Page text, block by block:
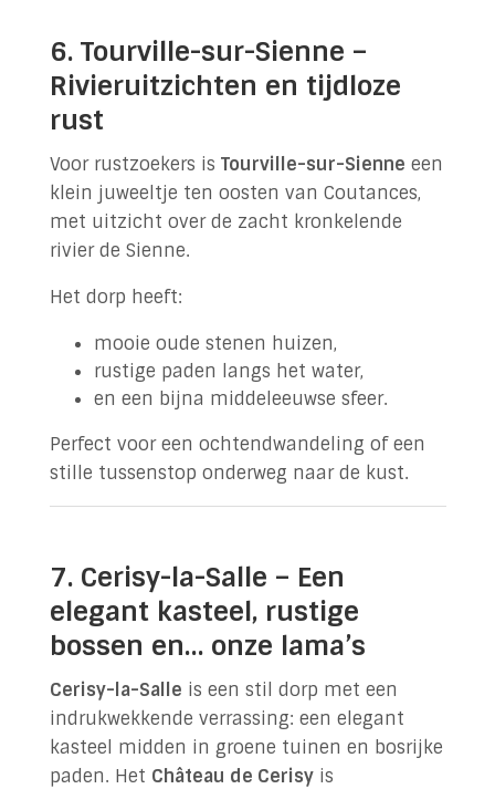
6. Tourville-sur-Sienne –
Rivieruitzichten en tijdloze
rust
Voor rustzoekers is Tourville-sur-Sienne een
klein juweeltje ten oosten van Coutances,
met uitzicht over de zacht kronkelende
rivier de Sienne.
Het dorp heeft:
mooie oude stenen huizen,
rustige paden langs het water,
en een bijna middeleeuwse sfeer.
Perfect voor een ochtendwandeling of een
stille tussenstop onderweg naar de kust.
7. Cerisy-la-Salle – Een
elegant kasteel, rustige
bossen en… onze lama’s
Cerisy-la-Salle is een stil dorp met een
indrukwekkende verrassing: een elegant
kasteel midden in groene tuinen en bosrijke
paden. Het Château de Cerisyis